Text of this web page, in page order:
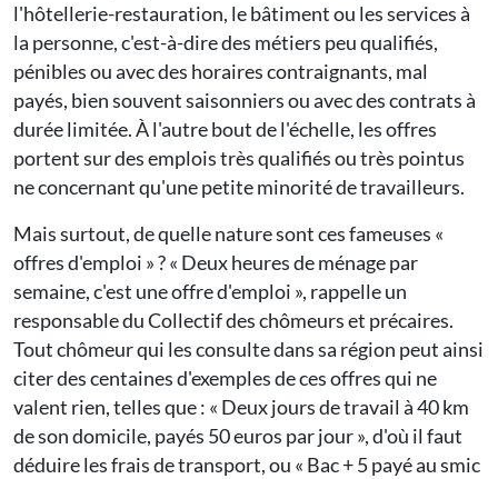
l'hôtellerie-restauration, le bâtiment ou les services à
la personne, c'est-à-dire des métiers peu qualifiés,
pénibles ou avec des horaires contraignants, mal
payés, bien souvent saisonniers ou avec des contrats à
durée limitée. À l'autre bout de l'échelle, les offres
portent sur des emplois très qualifiés ou très pointus
ne concernant qu'une petite minorité de travailleurs.
Mais surtout, de quelle nature sont ces fameuses «
offres d'emploi » ? « Deux heures de ménage par
semaine, c'est une offre d'emploi », rappelle un
responsable du Collectif des chômeurs et précaires.
Tout chômeur qui les consulte dans sa région peut ainsi
citer des centaines d'exemples de ces offres qui ne
valent rien, telles que : « Deux jours de travail à 40 km
de son domicile, payés 50 euros par jour », d'où il faut
déduire les frais de transport, ou « Bac + 5 payé au smic